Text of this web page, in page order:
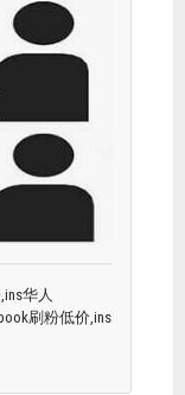
华人
刷粉低价,ins